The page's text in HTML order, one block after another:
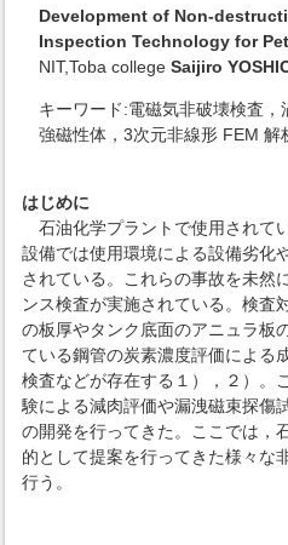
Development of Non-
Inspection Technology for
NIT,Toba college Saijiro
キーワード:電磁気非破壊検査，
強磁性体，3次元非線形 FEM 解
はじめに
石油化学プラントで使用されて
設備では使用環境による設備劣化
されている。これらの事故を未然
ンス検査が実施されている。検査
の板厚やタンク底面のアニュラ板
ている鋼管の炭素濃度評価による
検査などが存在する１），２）。
験による減肉評価や漏洩磁束探傷
の開発を行ってきた。ここでは，
的として提案を行ってきた様々な
行う。